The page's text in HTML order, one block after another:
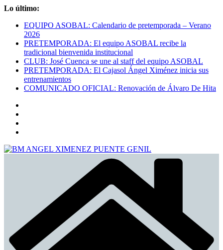
Saltar
contenido
Lo último:
EQUIPO ASOBAL: Calendario de pretemporada – Verano
2026
PRETEMPORADA: El equipo ASOBAL recibe la
tradicional bienvenida institucional
CLUB: José Cuenca se une al staff del equipo ASOBAL
PRETEMPORADA: El Cajasol Ángel Ximénez inicia sus
entrenamientos
COMUNICADO OFICIAL: Renovación de Álvaro De Hita